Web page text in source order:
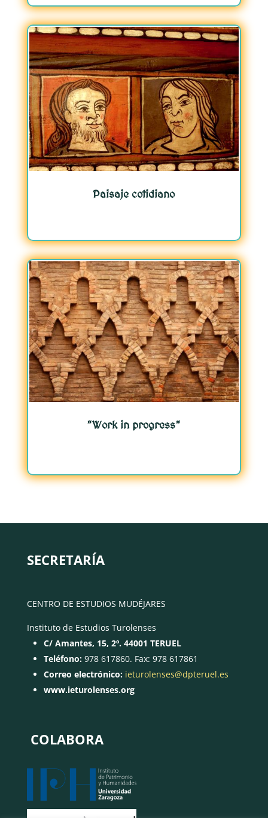
Paisaje cotidiano
"Work in progress"
SECRETARÍA
CENTRO DE ESTUDIOS MUDÉJARES
Instituto de Estudios Turolenses
C/ Amantes, 15, 2º. 44001 TERUEL
Teléfono:978 617860. Fax: 978 617861
Correo electrónico: ieturolenses@dpteruel.es
www.ieturolenses.org
COLABORA